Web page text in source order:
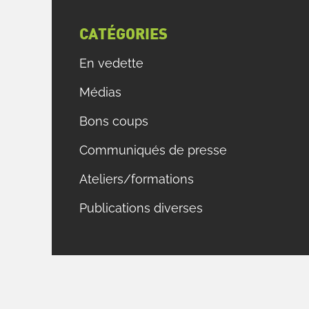
CATÉGORIES
En vedette
Médias
Bons coups
Communiqués de presse
Ateliers/formations
Publications diverses